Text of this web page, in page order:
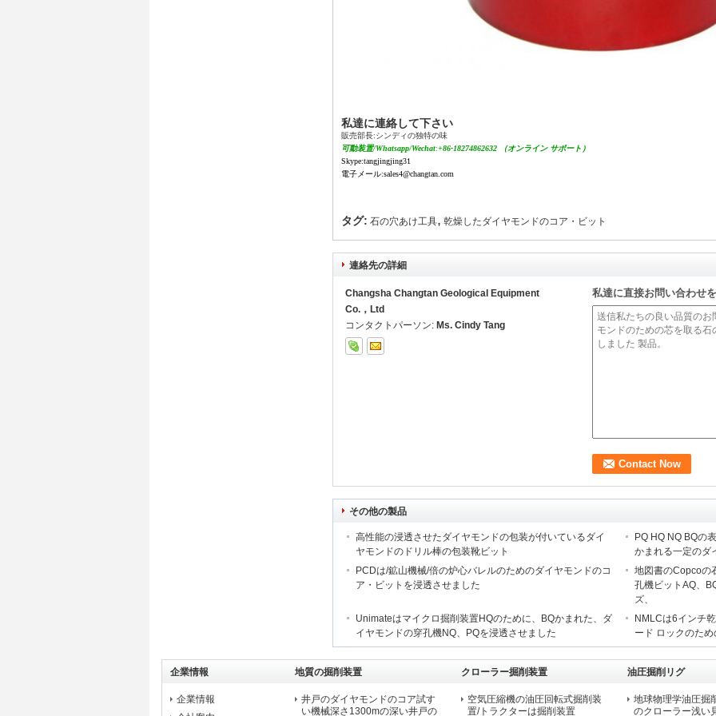
私達に連絡して下さい
販売部長:シンディの独特の味
可動装置/Whatsapp/Wechat:+86-18274862632 （オンライン サポート）
Skype:tangjingjing31
電子メール:sales4@changtan.com
タグ: 石の穴あけ工具, 乾燥したダイヤモンドのコア・ビット
連絡先の詳細
Changsha Changtan Geological Equipment
Co.，Ltd
コンタクトパーソン: Ms. Cindy Tang
私達に直接お問い合わせ
その他の製品
高性能の浸透させたダイヤモンドの包装が付いているダイ
ヤモンドのドリル棒の包装靴ビット
PQ HQ NQ BQの
かまれる一定のダ
PCDは/鉱山機械/倍の炉心バレルのためのダイヤモンドのコ
ア・ビットを浸透させました
地図書のCopcoの
孔機ビットAQ、
ズ、
Unimateはマイクロ掘削装置HQのために、BQかまれた、ダ
イヤモンドの穿孔機NQ、PQを浸透させました
NMLCは6インチ
ード ロックのた
企業情報
企業情報
地質の掘削装置
井戸のダイヤモンドのコア試す
い機械深さ1300mの深い井戸の
クローラー掘削装置
空気圧縮機の油圧回転式掘削装
置/トラクターは掘削装置
油圧掘削リグ
地球物理学油圧掘
のクローラー浅い